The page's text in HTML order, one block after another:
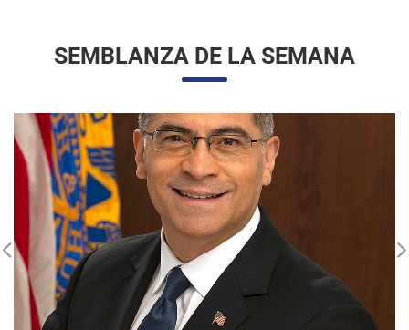
Xavier Becerra
22/04/2025 17:23 |Editores